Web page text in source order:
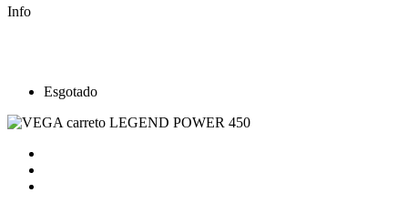
Info
Esgotado